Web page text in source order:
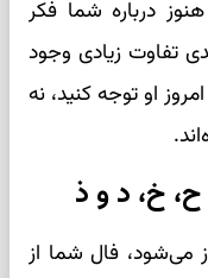
درباره شما فکر
تفاوت زیادی وجود
او توجه کنید، نه
خ، د و ذ
می‌شود، فال شما از